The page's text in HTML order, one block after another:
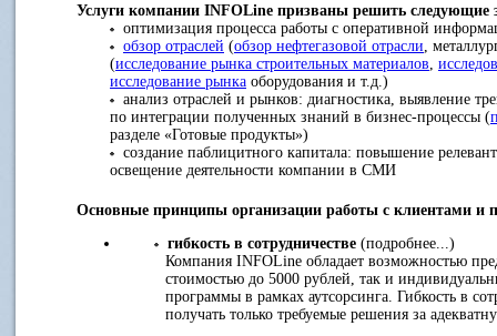
Услуги компании INFOLine призваны решить следующие
оптимизация процесса работы с оперативной
обзор отраслей (обзор нефтегазовой отрасли ,
(исследование рынка строительных материалов
исследование рынка оборудования и т.д.)
анализ отраслей и рынков: диагностика, выявление
по интеграции полученных знаний в бизнес-процессы (
разделе «Готовые продукты»)
создание паблицитного капитала: повышение
освещение деятельности компании в СМИ
Основные принципы организации работы с клиентами и
гибкость в сотрудничестве (подробнее...)
Компания INFOLine обладает возможностью
стоимостью до 5000 рублей, так и
программы в рамках аутсорсинга. Гибкость в
получать только требуемые решения за